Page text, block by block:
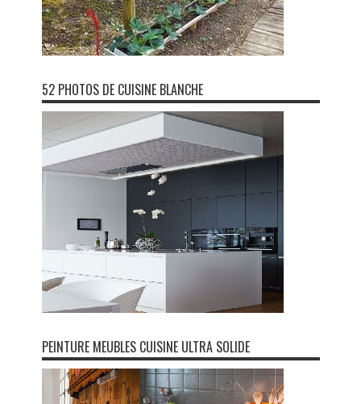
52 PHOTOS DE CUISINE BLANCHE
PEINTURE MEUBLES CUISINE ULTRA SOLIDE